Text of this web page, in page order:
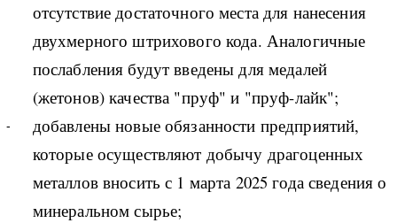
отсутствие достаточного места для нанесения
двухмерного штрихового кода. Аналогичные
послабления будут введены для медалей
(жетонов) качества "пруф" и "пруф-лайк";
добавлены новые обязанности предприятий,
которые осуществляют добычу драгоценных
металлов вносить с 1 марта 2025 года сведения о
минеральном сырье;